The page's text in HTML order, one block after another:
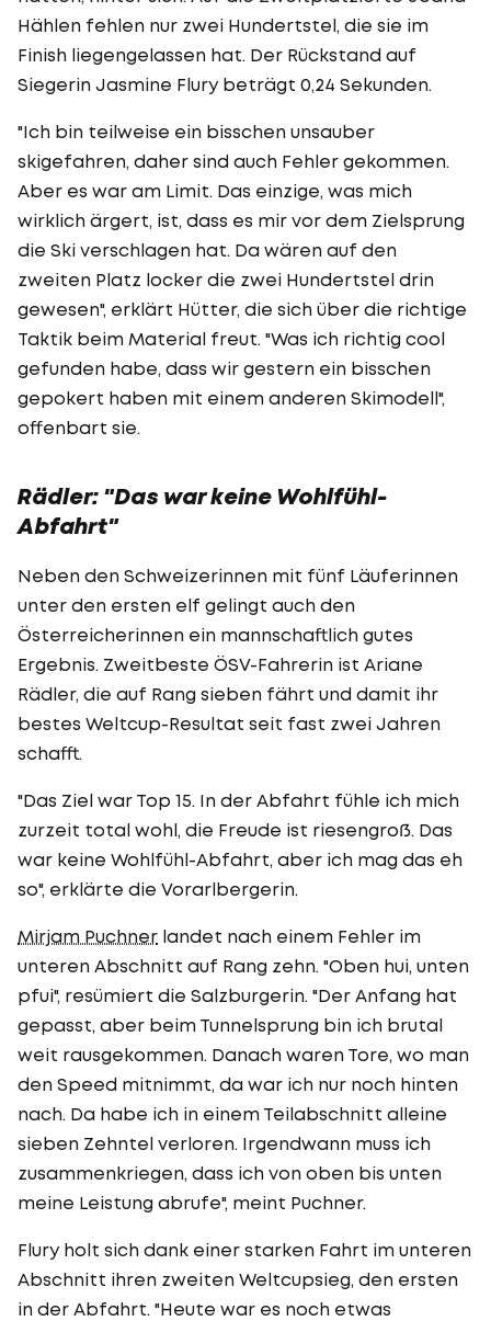
Hählen fehlen nur zwei Hundertstel, die sie im
Finish liegengelassen hat. Der Rückstand auf
Siegerin Jasmine Flury beträgt 0,24 Sekunden.
"Ich bin teilweise ein bisschen unsauber
skigefahren, daher sind auch Fehler gekommen.
Aber es war am Limit. Das einzige, was mich
wirklich ärgert, ist, dass es mir vor dem Zielsprung
die Ski verschlagen hat. Da wären auf den
zweiten Platz locker die zwei Hundertstel drin
gewesen", erklärt Hütter, die sich über die richtige
Taktik beim Material freut. "Was ich richtig cool
gefunden habe, dass wir gestern ein bisschen
gepokert haben mit einem anderen Skimodell",
offenbart sie.
Rädler: "Das war keine Wohlfühl-
Abfahrt"
Neben den Schweizerinnen mit fünf Läuferinnen
unter den ersten elf gelingt auch den
Österreicherinnen ein mannschaftlich gutes
Ergebnis. Zweitbeste ÖSV-Fahrerin ist Ariane
Rädler, die auf Rang sieben fährt und damit ihr
bestes Weltcup-Resultat seit fast zwei Jahren
schafft.
"Das Ziel war Top 15. In der Abfahrt fühle ich mich
zurzeit total wohl, die Freude ist riesengroß. Das
war keine Wohlfühl-Abfahrt, aber ich mag das eh
so", erklärte die Vorarlbergerin.
Mirjam Puchner landet nach einem Fehler im
unteren Abschnitt auf Rang zehn. "Oben hui, unten
pfui", resümiert die Salzburgerin. "Der Anfang hat
gepasst, aber beim Tunnelsprung bin ich brutal
weit rausgekommen. Danach waren Tore, wo man
den Speed mitnimmt, da war ich nur noch hinten
nach. Da habe ich in einem Teilabschnitt alleine
sieben Zehntel verloren. Irgendwann muss ich
zusammenkriegen, dass ich von oben bis unten
meine Leistung abrufe", meint Puchner.
Flury holt sich dank einer starken Fahrt im unteren
Abschnitt ihren zweiten Weltcupsieg, den ersten
in der Abfahrt. "Heute war es noch etwas